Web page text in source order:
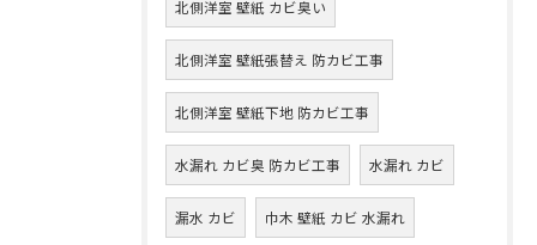
北側洋室 壁紙 カビ臭い
北側洋室 壁紙張替え 防カビ工事
北側洋室 壁紙下地 防カビ工事
水漏れ カビ臭 防カビ工事 水漏れ カビ
漏水 カビ 巾木 壁紙 カビ 水漏れ